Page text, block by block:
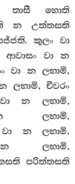
තාසී හොති
න උත්තසති
කුලං වා
වා න
වා න ලභාමි,
ලභාමි, චීවරං
න ලභාමි,
ලභාමි,
වා න ලභාමි,
න ලභාමි,
පරිත්තසති